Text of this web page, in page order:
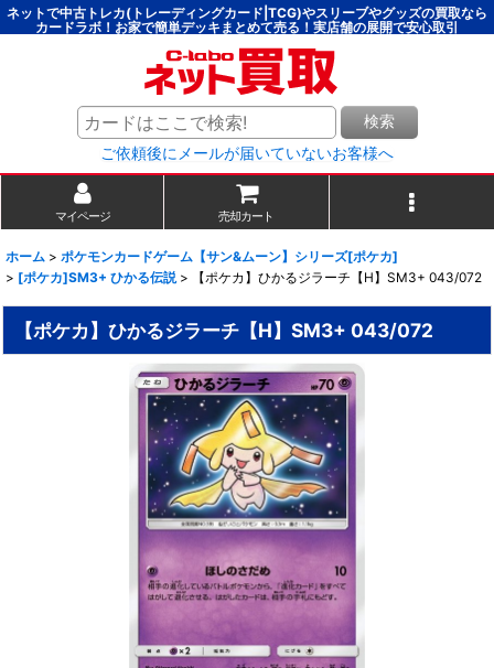
ネットで中古トレカ(トレーディングカード|TCG)やスリーブやグッズの買取なら
カードラボ！お家で簡単デッキまとめて売る！実店舗の展開で安心取引
検索
ご依頼後にメールが届いていないお客様へ
マイページ 売却カート
ホーム > ポケモンカードゲーム【サン&ムーン】シリーズ[ポケカ]
> [ポケカ]SM3+ ひかる伝説 > 【ポケカ】ひかるジラーチ【H】SM3+ 043/072
【ポケカ】ひかるジラーチ【H】SM3+ 043/072